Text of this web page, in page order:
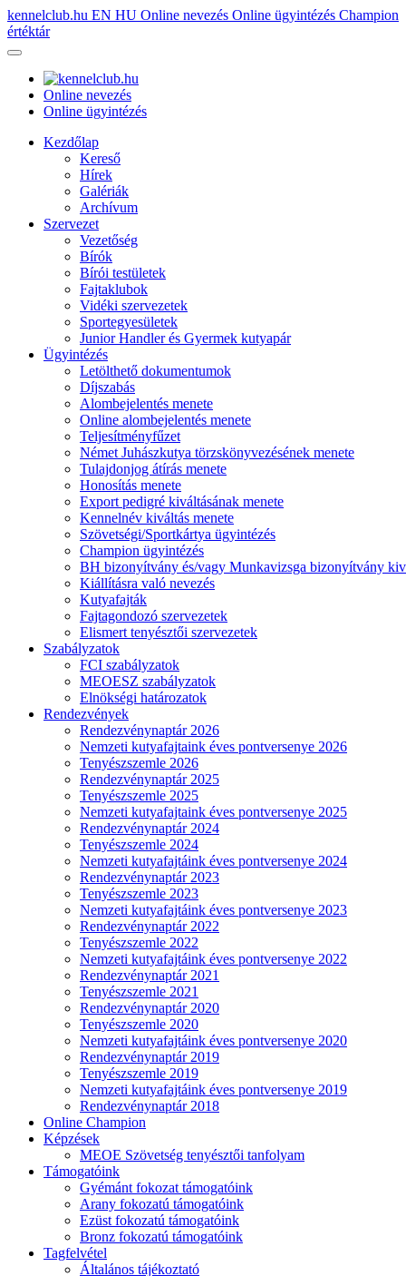
kennelclub.hu EN HU Online nevezés Online ügyintézés Champion
értéktár
Online nevezés
Online ügyintézés
Kezdőlap
Kereső
Hírek
Galériák
Archívum
Szervezet
Vezetőség
Bírók
Bírói testületek
Fajtaklubok
Vidéki szervezetek
Sportegyesületek
Junior Handler és Gyermek kutyapár
Ügyintézés
Letölthető dokumentumok
Díjszabás
Alombejelentés menete
Online alombejelentés menete
Teljesítményfűzet
Német Juhászkutya törzskönyvezésének menete
Tulajdonjog átírás menete
Honosítás menete
Export pedigré kiváltásának menete
Kennelnév kiváltás menete
Szövetségi/Sportkártya ügyintézés
Champion ügyintézés
BH bizonyítvány és/vagy Munkavizsga bizonyítvány
Kiállításra való nevezés
Kutyafajták
Fajtagondozó szervezetek
Elismert tenyésztői szervezetek
Szabályzatok
FCI szabályzatok
MEOESZ szabályzatok
Elnökségi határozatok
Rendezvények
Rendezvénynaptár 2026
Nemzeti kutyafajtaink éves pontversenye 2026
Tenyészszemle 2026
Rendezvénynaptár 2025
Tenyészszemle 2025
Nemzeti kutyafajtaink éves pontversenye 2025
Rendezvénynaptár 2024
Tenyészszemle 2024
Nemzeti kutyafajtáink éves pontversenye 2024
Rendezvénynaptár 2023
Tenyészszemle 2023
Nemzeti kutyafajtáink éves pontversenye 2023
Rendezvénynaptár 2022
Tenyészszemle 2022
Nemzeti kutyafajtáink éves pontversenye 2022
Rendezvénynaptár 2021
Tenyészszemle 2021
Rendezvénynaptár 2020
Tenyészszemle 2020
Nemzeti kutyafajtáink éves pontversenye 2020
Rendezvénynaptár 2019
Tenyészszemle 2019
Nemzeti kutyafajtáink éves pontversenye 2019
Rendezvénynaptár 2018
Online Champion
Képzések
MEOE Szövetség tenyésztői tanfolyam
Támogatóink
Gyémánt fokozat támogatóink
Arany fokozatú támogatóink
Ezüst fokozatú támogatóink
Bronz fokozatú támogatóink
Tagfelvétel
Általános tájékoztató